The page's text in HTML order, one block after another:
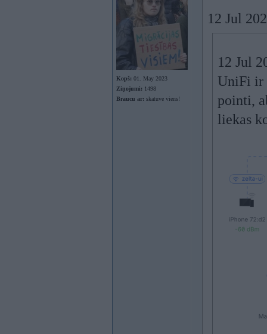
Kopš: 01. May 2023
Ziņojumi: 1498
Braucu ar: skatuve viens!
12 Jul
12 Jul
UniFi ir
pointi,
liekas